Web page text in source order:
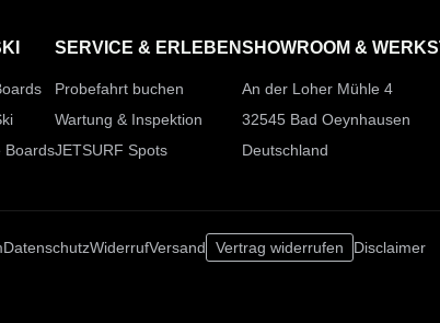
Boards
SERVICE & ERLEBEN
Probefahrt buchen
Wartung & Inspektion
JETSURF Spots
SHOWROOM &
An der Loher Mühle 4
32545 Bad Oeynhausen
Deutschland
DatenschutzWiderrufVersand Vertrag widerrufen Disclaimer